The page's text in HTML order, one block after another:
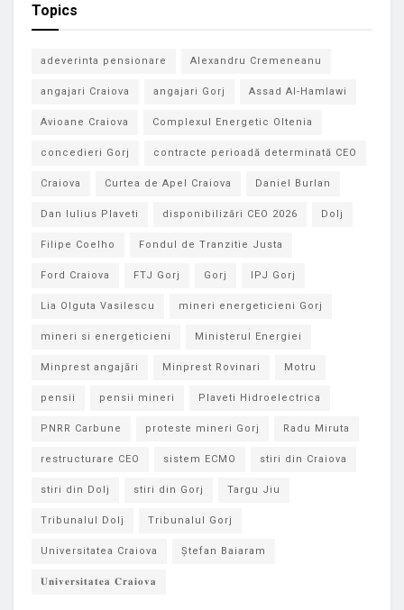
Topics
adeverinta pensionare Alexandru Cremeneanu
angajari Craiova angajari Gorj Assad Al-Hamlawi
Avioane Craiova Complexul Energetic Oltenia
concedieri Gorj contracte perioadă determinată CEO
Craiova Curtea de Apel Craiova Daniel Burlan
Dan Iulius Plaveti disponibilizări CEO 2026 Dolj
Filipe Coelho Fondul de Tranzitie Justa
Ford Craiova FTJ Gorj Gorj IPJ Gorj
Lia Olguta Vasilescu mineri energeticieni Gorj
mineri si energeticieni Ministerul Energiei
Minprest angajări Minprest Rovinari Motru
pensii pensii mineri Plaveti Hidroelectrica
PNRR Carbune proteste mineri Gorj Radu Miruta
restructurare CEO sistem ECMO stiri din Craiova
stiri din Dolj stiri din Gorj Targu Jiu
Tribunalul Dolj Tribunalul Gorj
Universitatea Craiova Ștefan Baiaram
𝐔𝐧𝐢𝐯𝐞𝐫𝐬𝐢𝐭𝐚𝐭𝐞𝐚 𝐂𝐫𝐚𝐢𝐨𝐯𝐚